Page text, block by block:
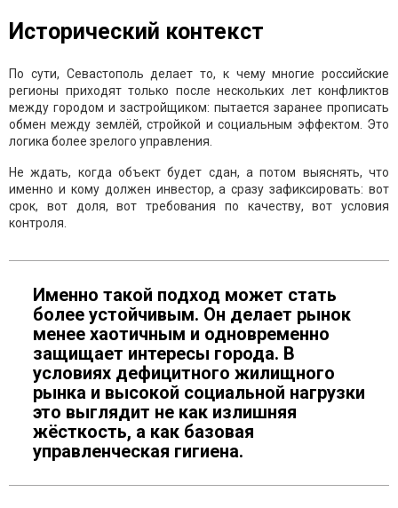
Исторический контекст
По сути, Севастополь делает то, к чему многие российские
регионы приходят только после нескольких лет конфликтов
между городом и застройщиком: пытается заранее прописать
обмен между землёй, стройкой и социальным эффектом. Это
логика более зрелого управления.
Не ждать, когда объект будет сдан, а потом выяснять, что
именно и кому должен инвестор, а сразу зафиксировать: вот
срок, вот доля, вот требования по качеству, вот условия
контроля.
Именно такой подход может стать
более устойчивым. Он делает рынок
менее хаотичным и одновременно
защищает интересы города. В
условиях дефицитного жилищного
рынка и высокой социальной нагрузки
это выглядит не как излишняя
жёсткость, а как базовая
управленческая гигиена.